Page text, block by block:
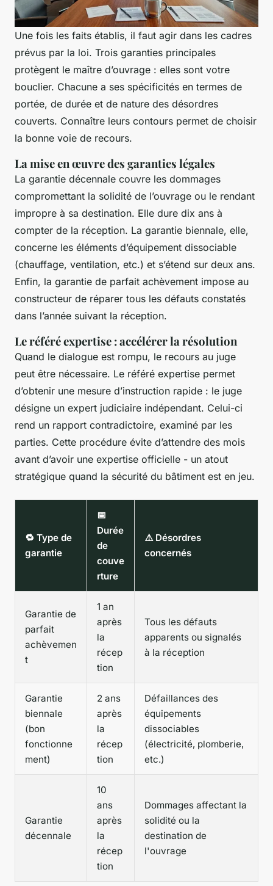
Une fois les faits établis, il faut agir dans les cadres
prévus par la loi. Trois garanties principales
protègent le maître d’ouvrage : elles sont votre
bouclier. Chacune a ses spécificités en termes de
portée, de durée et de nature des désordres
couverts. Connaître leurs contours permet de choisir
la bonne voie de recours.
La mise en œuvre des garanties légales
La garantie décennale couvre les dommages
compromettant la solidité de l’ouvrage ou le rendant
impropre à sa destination. Elle dure dix ans à
compter de la réception. La garantie biennale, elle,
concerne les éléments d’équipement dissociable
(chauffage, ventilation, etc.) et s’étend sur deux ans.
Enfin, la garantie de parfait achèvement impose au
constructeur de réparer tous les défauts constatés
dans l’année suivant la réception.
Le référé expertise : accélérer la résolution
Quand le dialogue est rompu, le recours au juge
peut être nécessaire. Le référé expertise permet
d’obtenir une mesure d’instruction rapide : le juge
désigne un expert judiciaire indépendant. Celui-ci
rend un rapport contradictoire, examiné par les
parties. Cette procédure évite d’attendre des mois
avant d’avoir une expertise officielle - un atout
stratégique quand la sécurité du bâtiment est en jeu.
🔁 Type de
garantie
📅
Durée
de
couve
rture
⚠️ Désordres
concernés
Garantie de
parfait
achèvemen
t
1 an
après
la
récep
tion
Tous les défauts
apparents ou signalés
à la réception
Garantie
biennale
(bon
fonctionne
ment)
2 ans
après
la
récep
tion
Défaillances des
équipements
dissociables
(électricité, plomberie,
etc.)
Garantie
décennale
10
ans
après
la
récep
tion
Dommages affectant la
solidité ou la
destination de
l'ouvrage